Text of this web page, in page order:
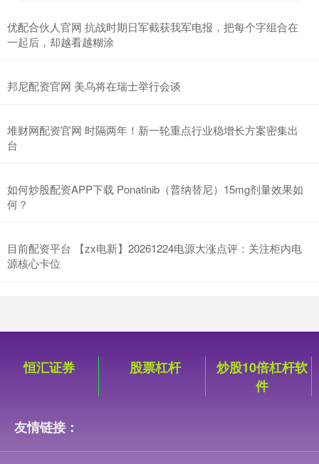
优配合伙人官网 抗战时期日军截获我军电报，把每个字组合在
一起后，却越看越糊涂
邦尼配资官网 美乌将在瑞士举行会谈
堆财网配资官网 时隔两年！新一轮重点行业稳增长方案密集出
台
如何炒股配资APP下载 Ponatinib（普纳替尼）15mg剂量效果如
何？
目前配资平台 【zx电新】20261224电源大涨点评：关注柜内电
源核心卡位
恒汇证券 股票杠杆
炒股10倍杠杆软
件
友情链接：